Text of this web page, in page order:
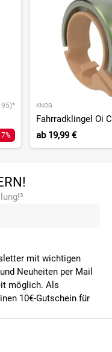
KNOG
Fahrradklingel Oi
ab19,99 €
mit wichtigen
Neuheiten per Mail
möglich. Als
10€-Gutschein für